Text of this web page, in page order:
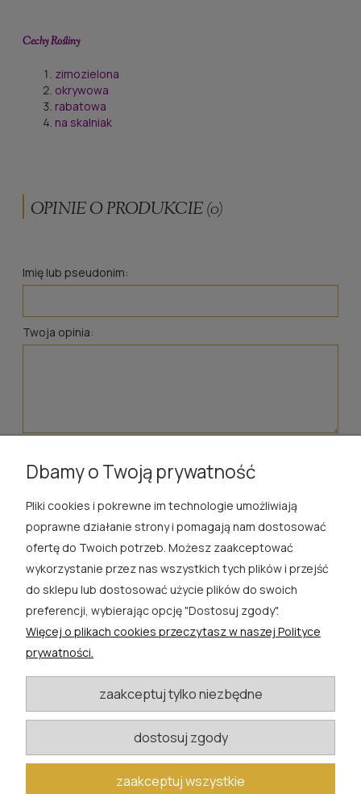
CechyRośliny
zimozielona
okrywowa
rabatowa
na skalniak
OPINIE O PRODUKCIE (0)
Imię lub pseudonim:
Twoja opinia:
ROSA ĆWIK
SKLEP
EXTRA
KATEGORIE BLOGU
W razie pytań i wątpliwości prosimy o kontakt
biuro@rosacwik.pl
Dbamy o Twoją prywatność
Pliki cookies i pokrewne im technologie umożliwiają
poprawne działanie strony i pomagają nam dostosować
ofertę do Twoich potrzeb. Możesz zaakceptować
wykorzystanie przez nas wszystkich tych plików i przejść
do sklepu lub dostosować użycie plików do swoich
preferencji, wybierając opcję "Dostosuj zgody".
Więcej o plikach cookies przeczytasz w naszej Polityce
prywatności.
zaakceptuj tylko niezbędne
dostosuj zgody
zaakceptuj wszystkie